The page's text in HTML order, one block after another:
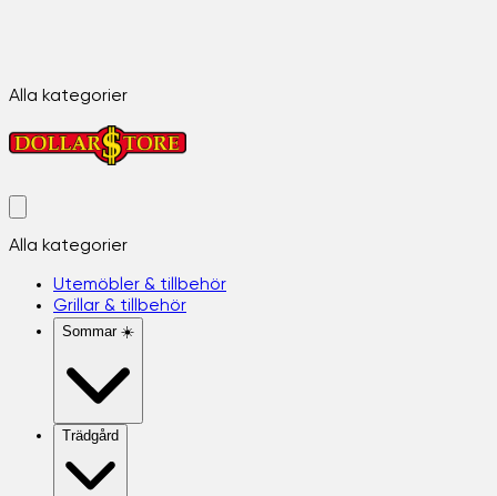
Alla kategorier
Alla kategorier
Utemöbler & tillbehör
Grillar & tillbehör
Sommar ☀️
Trädgård